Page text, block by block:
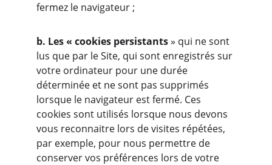
fermez le navigateur ;
b. Les « cookies persistants » qui ne sont
lus que par le Site, qui sont enregistrés sur
votre ordinateur pour une durée
déterminée et ne sont pas supprimés
lorsque le navigateur est fermé. Ces
cookies sont utilisés lorsque nous devons
vous reconnaitre lors de visites répétées,
par exemple, pour nous permettre de
conserver vos préférences lors de votre